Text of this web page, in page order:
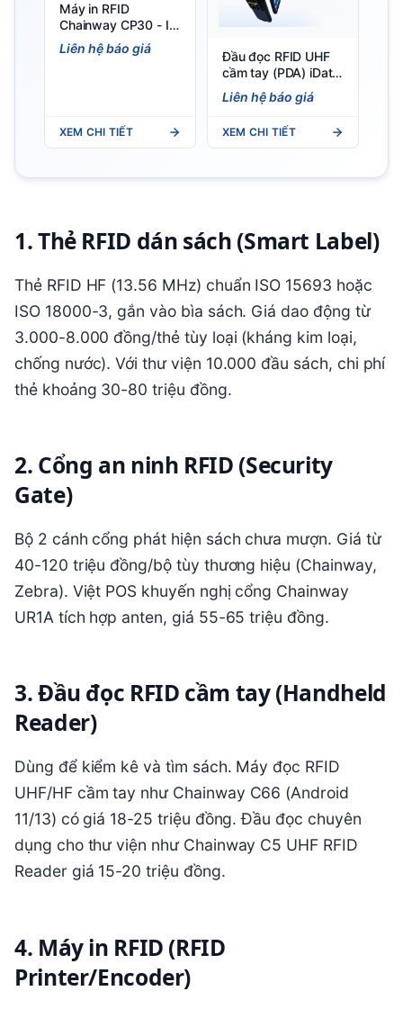
Máy in RFID
Chainway CP30 - In
tem nhãn RFID, in
nhiệt trực tiếp/
Liên hệ báo giá
XEM CHI TIẾT
Đầu đọc RFID UHF
cầm tay (PDA) iData
T2X 5G Portable
RFID Mobile
PDA
Liên hệ báo giá
XEM CHI TIẾT
1. Thẻ RFID dán sách (Smart Label)
Thẻ RFID HF (13.56 MHz) chuẩn ISO 15693 hoặc
ISO 18000-3, gắn vào bìa sách. Giá dao động từ
3.000-8.000 đồng/thẻ tùy loại (kháng kim loại,
chống nước). Với thư viện 10.000 đầu sách, chi phí
thẻ khoảng 30-80 triệu đồng.
2. Cổng an ninh RFID (Security
Gate)
Bộ 2 cánh cổng phát hiện sách chưa mượn. Giá từ
40-120 triệu đồng/bộ tùy thương hiệu (Chainway,
Zebra). Việt POS khuyến nghị cổng Chainway
UR1A tích hợp anten, giá 55-65 triệu đồng.
3. Đầu đọc RFID cầm tay (Handheld
Reader)
Dùng để kiểm kê và tìm sách. Máy đọc RFID
UHF/HF cầm tay như Chainway C66 (Android
11/13) có giá 18-25 triệu đồng. Đầu đọc chuyên
dụng cho thư viện như Chainway C5 UHF RFID
Reader giá 15-20 triệu đồng.
4. Máy in RFID (RFID
Printer/Encoder)